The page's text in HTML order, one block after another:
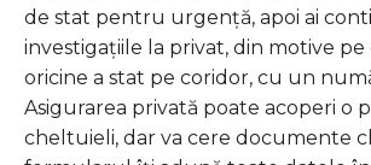
de stat pentru urgență, apoi ai
investigațiile la privat, din motive pe
oricine a stat pe coridor, cu un
Asigurarea privată poate acoperi o
cheltuieli, dar va cere documente